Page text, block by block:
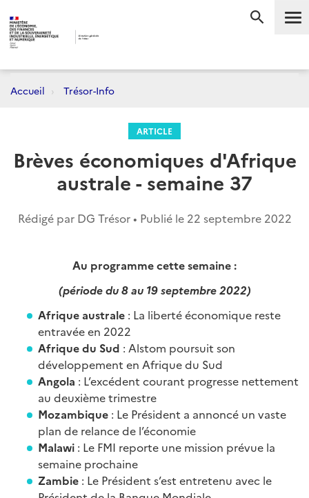
Accueil Trésor-Info
ARTICLE
Brèves économiques d'Afrique
australe - semaine 37
Rédigé par DG Trésor • Publié le 22 septembre 2022
Au programme cette semaine :
(période du 8 au 19 septembre 2022)
Afrique australe : La liberté économique reste
entravée en 2022
Afrique du Sud : Alstom poursuit son
développement en Afrique du Sud
Angola : L’excédent courant progresse nettement
au deuxième trimestre
Mozambique : Le Président a annoncé un vaste
plan de relance de l’économie
Malawi : Le FMI reporte une mission prévue la
semaine prochaine
Zambie : Le Président s’est entretenu avec le